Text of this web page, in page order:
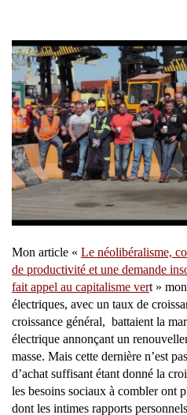
Mon article « Le néolibéralisme,
de productivité et une demande
fait appel au capitalisme vert »
électriques, avec un taux de
croissance général, battaient la
électrique annonçant un
masse. Mais cette dernière n’est
d’achat suffisant étant donné la
les besoins sociaux à combler ont
dont les intimes rapports